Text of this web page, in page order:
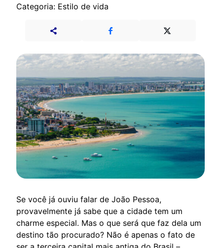
Categoria: Estilo de vida
Se você já ouviu falar de João Pessoa,
provavelmente já sabe que a cidade tem um
charme especial. Mas o que será que faz dela um
destino tão procurado? Não é apenas o fato de